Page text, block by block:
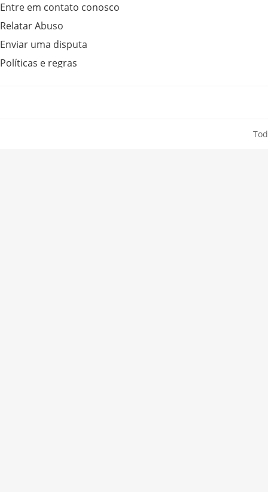
Entre em contato conosco
Relatar Abuso
Enviar uma disputa
Políticas e regras